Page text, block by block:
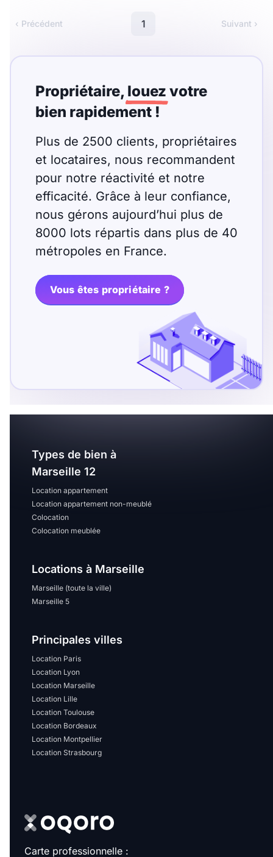
Superficie
m2
m2
Nombre de chambres
disponibles
chambres
disponibles
Espaces additionnels
Disponible à partir du
Promotions
Mettre en avant les
promotions sur honoraires
‹ Précédent 1 Suivant ›
Propriétaire, louez votre
bien rapidement !
Plus de 2500 clients, propriétaires
et locataires, nous recommandent
pour notre réactivité et notre
efficacité. Grâce à leur confiance,
nous gérons aujourd’hui plus de
8000 lots répartis dans plus de 40
métropoles en France.
Vous êtes propriétaire ?
Types de bien à
Marseille 12
Location appartement
Location appartement non-meublé
Colocation
Colocation meublée
Locations à Marseille
Marseille (toute la ville)
Marseille 5
Principales villes
Location Paris
Location Lyon
Location Marseille
Location Lille
Location Toulouse
Location Bordeaux
Location Montpellier
Location Strasbourg
Carte professionnelle :